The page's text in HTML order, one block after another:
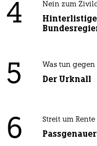
4 Nein zum
5 Was tun
Der Urknall
6 Streit um